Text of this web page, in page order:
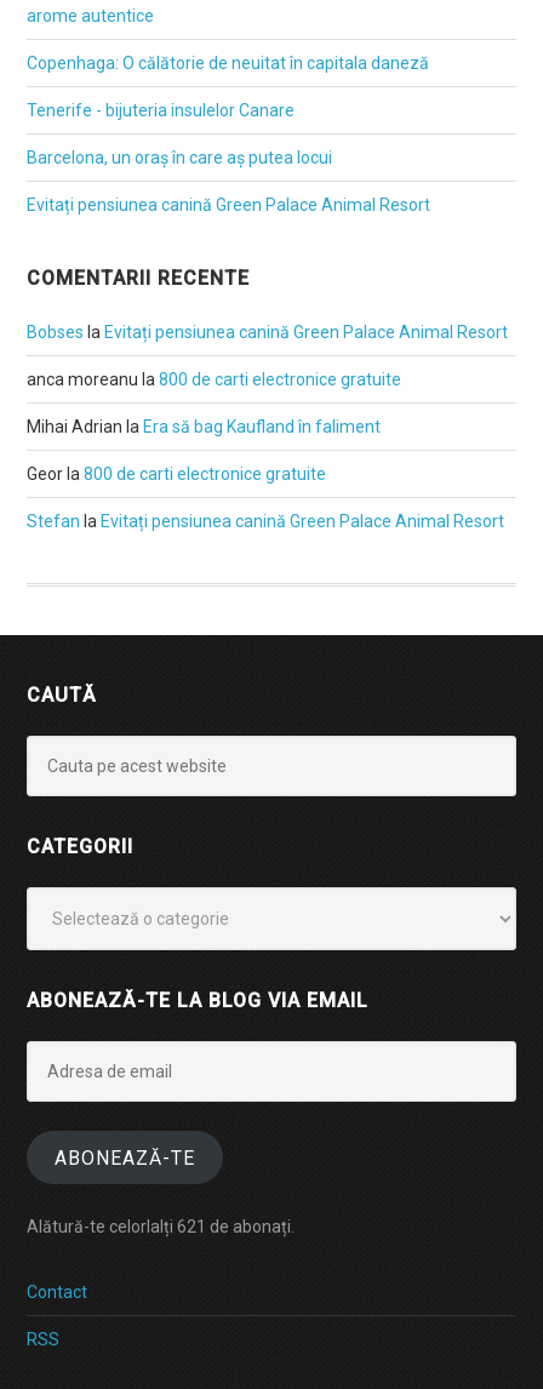
arome autentice
Copenhaga: O călătorie de neuitat în capitala daneză
Tenerife - bijuteria insulelor Canare
Barcelona, un oraș în care aș putea locui
Evitați pensiunea canină Green Palace Animal Resort
COMENTARII RECENTE
Bobses la Evitați pensiunea canină Green Palace Animal Resort
anca moreanu la800 de carti electronice gratuite
Mihai Adrian la Era să bag Kaufland în faliment
Geor la800 de carti electronice gratuite
Stefan la Evitați pensiunea canină Green Palace Animal Resort
CAUTĂ
CATEGORII
ABONEAZĂ-TE LA BLOG VIA EMAIL
email
ABONEAZĂ-TE
Alătură-te celorlalți 621 de abonați.
Contact
RSS